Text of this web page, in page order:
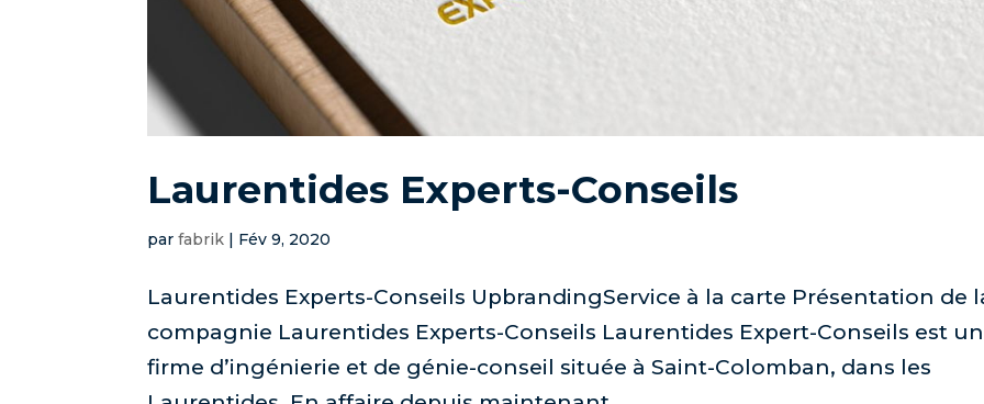
Laurentides Experts-Conseils
parfabrik | Fév 9, 2020
Laurentides Experts-Conseils UpbrandingService à la carte Présentation de
compagnie Laurentides Experts-Conseils Laurentides Expert-Conseils est
firme d’ingénierie et de génie-conseil située à Saint-Colomban, dans les